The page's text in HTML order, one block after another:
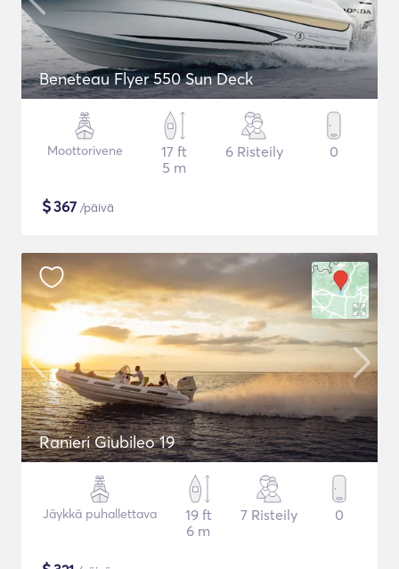
Beneteau Flyer 550 Sun Deck
Moottorivene
17 ft
5 m
6 Risteily 0
$367 /päivä
Ranieri Giubileo 19
Jäykkä puhallettava
19 ft
6 m
7 Risteily 0